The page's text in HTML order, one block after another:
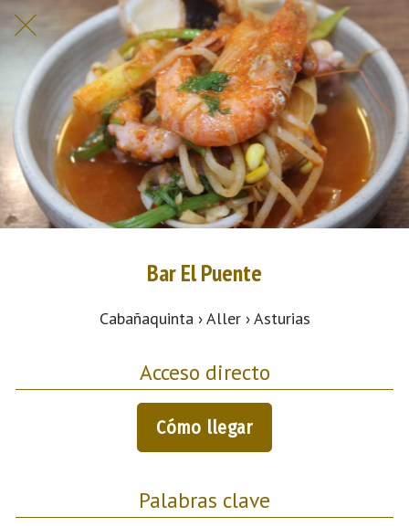
Bar El Puente
Cabañaquinta › Aller › Asturias
Acceso directo
Cómo llegar
Palabras clave